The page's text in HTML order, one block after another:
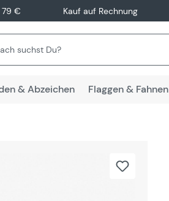
79 € Kauf auf Rechnung
& Abzeichen Flaggen & Fahnen